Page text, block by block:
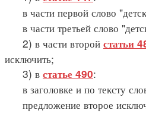
в части первой слово
в части третьей слово
2) в части второй статьи
исключить;
3) в статье 490:
в заголовке и по тексту
предложение второе